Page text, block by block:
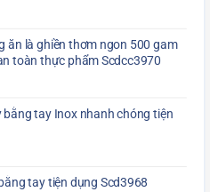
ăn là ghiền thơm ngon 500 gam
toàn thực phẩm Scdcc3970
bằng tay Inox nhanh chóng tiện
tay tiện dụng Scd3968